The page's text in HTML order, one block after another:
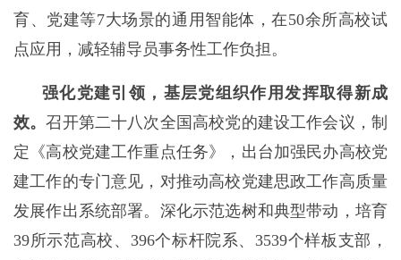
育、党建等7大场景的通用智能体，在50余所高校试
点应用，减轻辅导员事务性工作负担。
强化党建引领，基层党组织作用发挥取得新成
效。召开第二十八次全国高校党的建设工作会议，制
定《高校党建工作重点任务》，出台加强民办高校党
建工作的专门意见，对推动高校党建思政工作高质量
发展作出系统部署。深化示范选树和典型带动，培育
39所示范高校、396个标杆院系、3539个样板支部，